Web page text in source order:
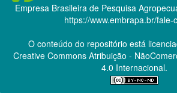
Empresa Brasileira de Pesquisa
https://www.embrapa.br/fale-
O conteúdo do repositório está
Creative CommonsAtribuição -
4.0 Internacional.